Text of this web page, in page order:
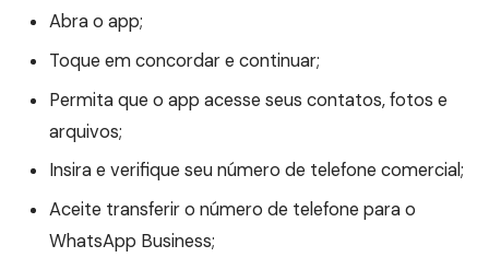
Abra o app;
Toque em concordar e continuar;
Permita que o app acesse seus contatos, fotos e
arquivos;
Insira e verifique seu número de telefone comercial;
Aceite transferir o número de telefone para o
WhatsApp Business;